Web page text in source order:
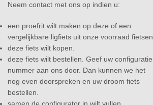
Neem contact met ons op indien u:
een proefrit wilt maken op deze of een
vergelijkbare ligfiets uit onze voorraad fietsen.
deze fiets wilt kopen.
deze fiets wilt bestellen. Geef uw configuratie
nummer aan ons door. Dan kunnen we het
nog even doorspreken en uw droom fiets
bestellen.